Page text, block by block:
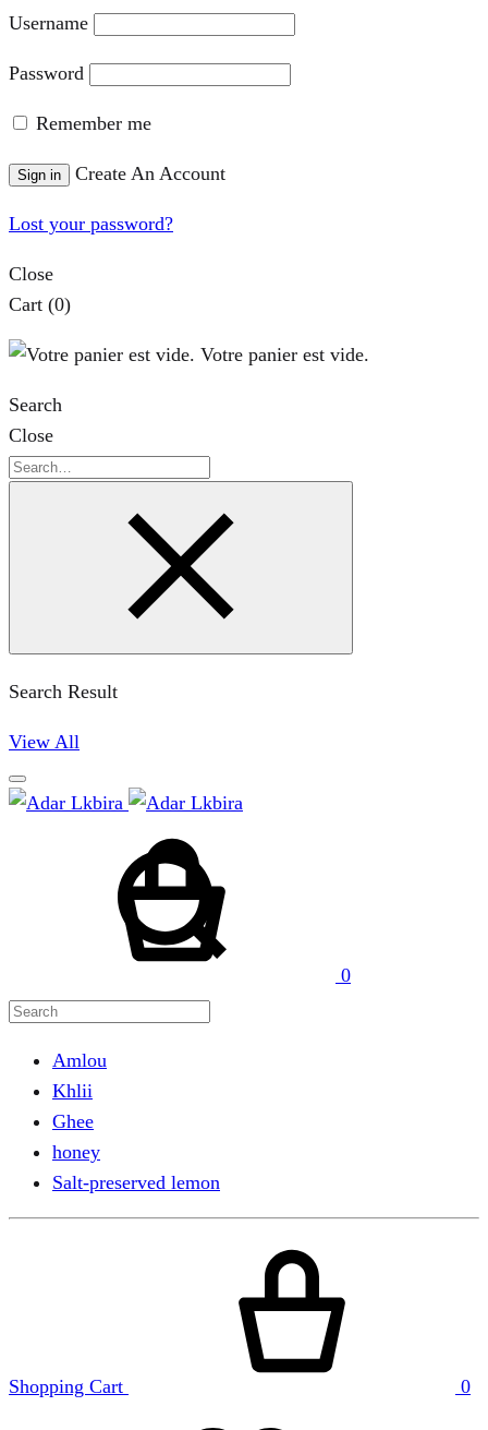
Username
Password
Remember me
Sign in Create An Account
Lost your password?
Close
Cart (0)
Votre panier est vide.
Search
Close
Search
Search Result
View All
0
Amlou
Khlii
Ghee
honey
Salt-preserved lemon
Shopping Cart 0